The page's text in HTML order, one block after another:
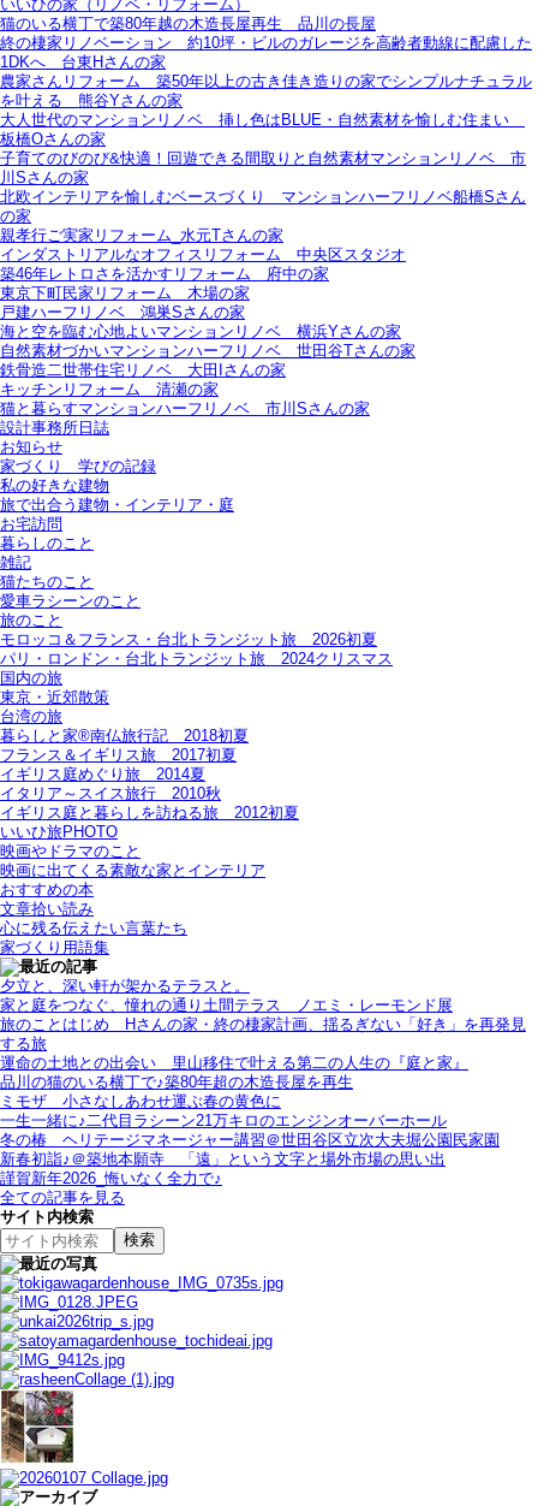
いいひの家（リノベ・リフォーム）
猫のいる横丁で築80年越の木造長屋再生＿品川の長屋
終の棲家リノベーション＿約10坪・ビルのガレージを高齢者動線に配慮した
1DKへ＿台東Hさんの家
農家さんリフォーム＿築50年以上の古き佳き造りの家でシンプルナチュラル
を叶える＿熊谷Yさんの家
大人世代のマンションリノベ＿挿し色はBLUE・自然素材を愉しむ住まい＿
板橋Oさんの家
子育てのびのび&快適！回遊できる間取りと自然素材マンションリノベ＿市
川Sさんの家
北欧インテリアを愉しむベースづくり＿マンションハーフリノベ船橋Sさん
の家
親孝行ご実家リフォーム_水元Tさんの家
インダストリアルなオフィスリフォーム＿中央区スタジオ
築46年レトロさを活かすリフォーム＿府中の家
東京下町民家リフォーム＿木場の家
戸建ハーフリノベ＿鴻巣Sさんの家
海と空を臨む心地よいマンションリノベ＿横浜Yさんの家
自然素材づかいマンションハーフリノベ＿世田谷Tさんの家
鉄骨造二世帯住宅リノベ＿大田Iさんの家
キッチンリフォーム＿清瀬の家
猫と暮らすマンションハーフリノベ＿市川Sさんの家
設計事務所日誌
お知らせ
家づくり 学びの記録
私の好きな建物
旅で出合う建物・インテリア・庭
お宅訪問
暮らしのこと
雑記
猫たちのこと
愛車ラシーンのこと
旅のこと
モロッコ＆フランス・台北トランジット旅＿2026初夏
パリ・ロンドン・台北トランジット旅＿2024クリスマス
国内の旅
東京・近郊散策
台湾の旅
暮らしと家®南仏旅行記＿2018初夏
フランス＆イギリス旅＿2017初夏
イギリス庭めぐり旅＿2014夏
イタリア～スイス旅行 2010秋
イギリス庭と暮らしを訪ねる旅＿2012初夏
いいひ旅PHOTO
映画やドラマのこと
映画に出てくる素敵な家とインテリア
おすすめの本
文章拾い読み
心に残る伝えたい言葉たち
家づくり用語集
夕立と、深い軒が架かるテラスと。
家と庭をつなぐ、憧れの通り土間テラス＿ノエミ・レーモンド展
旅のことはじめ＿Hさんの家・終の棲家計画、揺るぎない「好き」を再発見
する旅
運命の土地との出会い＿里山移住で叶える第二の人生の『庭と家』
品川の猫のいる横丁で♪築80年超の木造長屋を再生
ミモザ＿小さなしあわせ運ぶ春の黄色に
一生一緒に♪二代目ラシーン21万キロのエンジンオーバーホール
冬の椿＿ヘリテージマネージャー講習＠世田谷区立次大夫堀公園民家園
新春初詣♪＠築地本願寺＿「遠」という文字と場外市場の思い出
謹賀新年2026_悔いなく全力で♪
全ての記事を見る
サイト内検索